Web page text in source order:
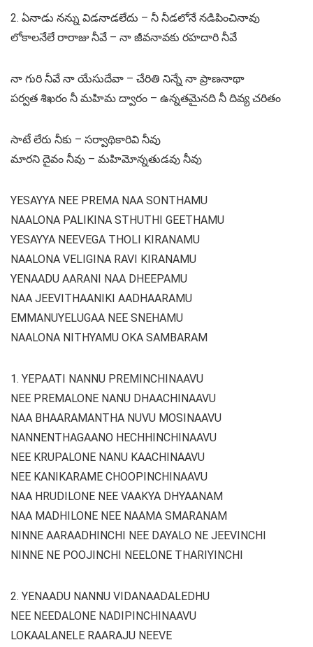
2. ఏనాడు నన్ను విడనాడలేదు – నీ నీడలోనే నడిపించినావు
లోకాలనేలే రారాజు నీవే – నా జీవనావకు రహదారి నీవే
నా గురి నీవే నా యేసుదేవా – చేరితి నిన్నే నా ప్రాణనాథా
పర్వత శిఖరం నీ మహిమ ద్వారం – ఉన్నతమైనది నీ దివ్య చరితం
సాటే లేరు నీకు – సర్వాథికారివి నీవు
మారని దైవం నీవు – మహిమోన్నతుడవు నీవు
YESAYYA NEE PREMA NAA SONTHAMU
NAALONA PALIKINA STHUTHI GEETHAMU
YESAYYA NEEVEGA THOLI KIRANAMU
NAALONA VELIGINA RAVI KIRANAMU
YENAADU AARANI NAA DHEEPAMU
NAA JEEVITHAANIKI AADHAARAMU
EMMANUYELUGAA NEE SNEHAMU
NAALONA NITHYAMU OKA SAMBARAM
1. YEPAATI NANNU PREMINCHINAAVU
NEE PREMALONE NANU DHAACHINAAVU
NAA BHAARAMANTHA NUVU MOSINAAVU
NANNENTHAGAANO HECHHINCHINAAVU
NEE KRUPALONE NANU KAACHINAAVU
NEE KANIKARAME CHOOPINCHINAAVU
NAA HRUDILONE NEE VAAKYA DHYAANAM
NAA MADHILONE NEE NAAMA SMARANAM
NINNE AARAADHINCHI NEE DAYALO NE JEEVINCHI
NINNE NE POOJINCHI NEELONE THARIYINCHI
2. YENAADU NANNU VIDANAADALEDHU
NEE NEEDALONE NADIPINCHINAAVU
LOKAALANELE RAARAJU NEEVE